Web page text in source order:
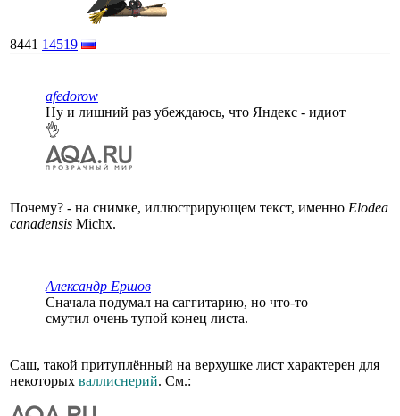
8441 14519
afedorow
Ну и лишний раз убеждаюсь, что Яндекс - идиот
👌
Почему? - на снимке, иллюстрирующем текст, именно Elodea
canadensis Michx.
Александр Ершов
Сначала подумал на саггитарию, но что-то
смутил очень тупой конец листа.
Саш, такой притуплённый на верхушке лист характерен для
некоторых валлиснерий. См.: